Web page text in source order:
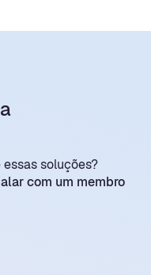
soluções?
com um membro